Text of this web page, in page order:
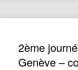
2ème
Genève –